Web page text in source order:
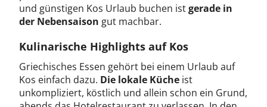
und günstigen Kos Urlaub buchen istgerade in
der Nebensaison gut machbar.
Kulinarische Highlights auf Kos
Griechisches Essen gehört bei einem Urlaub auf
Kos einfach dazu. Die lokale Küche ist
unkompliziert, köstlich und allein schon ein Grund,